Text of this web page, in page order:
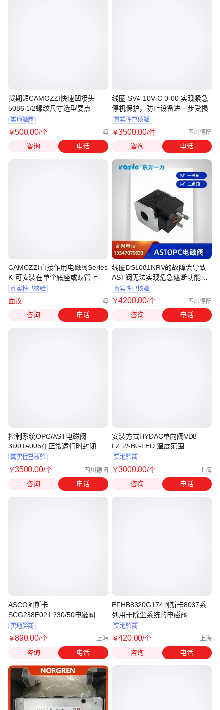
货期短CAMOZZI快速凹接头
5086 1/2螺纹尺寸选型要点
实地验商
￥500.00/个 上海
咨询 电话
CAMOZZI直接作用电磁阀Series
K-可安装在单个底座或歧管上
真实性已核验
面议 上海
咨询 电话
控制系统OPC/AST电磁阀
3D01A005在正常运行时封闭
OPC总管油液
真实性已核验
￥3500.00/个 四川德阳
咨询 电话
ASCO阿斯卡
SCG238E021 230/50电磁阀外
壳材质分析
实地验商
￥890.00/个 上海
咨询 电话
线圈 SV4-10V-C-0-00 实现紧急
停机保护，防止设备进一步受损
真实性已核验
￥3500.00/件 四川德阳
咨询 电话
线圈DSL081NRV的故障会导致
AST阀无法实现危急遮断功能一
力供应
真实性已核验
￥4200.00/个 四川德阳
咨询 电话
安装方式HYDAC单向阀VD8
LZ.2/-B0-LED 温度范围
实地验商
￥3000.00/个 上海
咨询 电话
EFHB8320G174阿斯卡8037系
列用于除尘系统的电磁阀
实地验商
￥420.00/个 上海
咨询 电话